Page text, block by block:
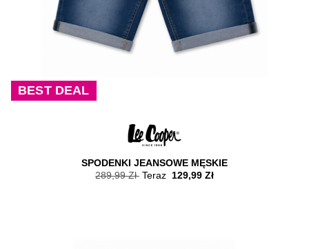
BEST DEAL
SPODENKI JEANSOWE MĘSKIE
289,99 Zł Teraz 129,99 Zł